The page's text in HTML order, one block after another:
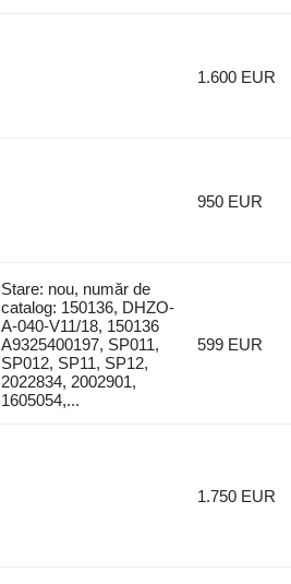
1.600 EUR
950 EUR
Stare: nou, număr de
catalog: 150136, DHZO-
A-040-V11/18, 150136
A9325400197, SP011,
SP012, SP11, SP12,
2022834, 2002901,
1605054,...
599 EUR
1.750 EUR